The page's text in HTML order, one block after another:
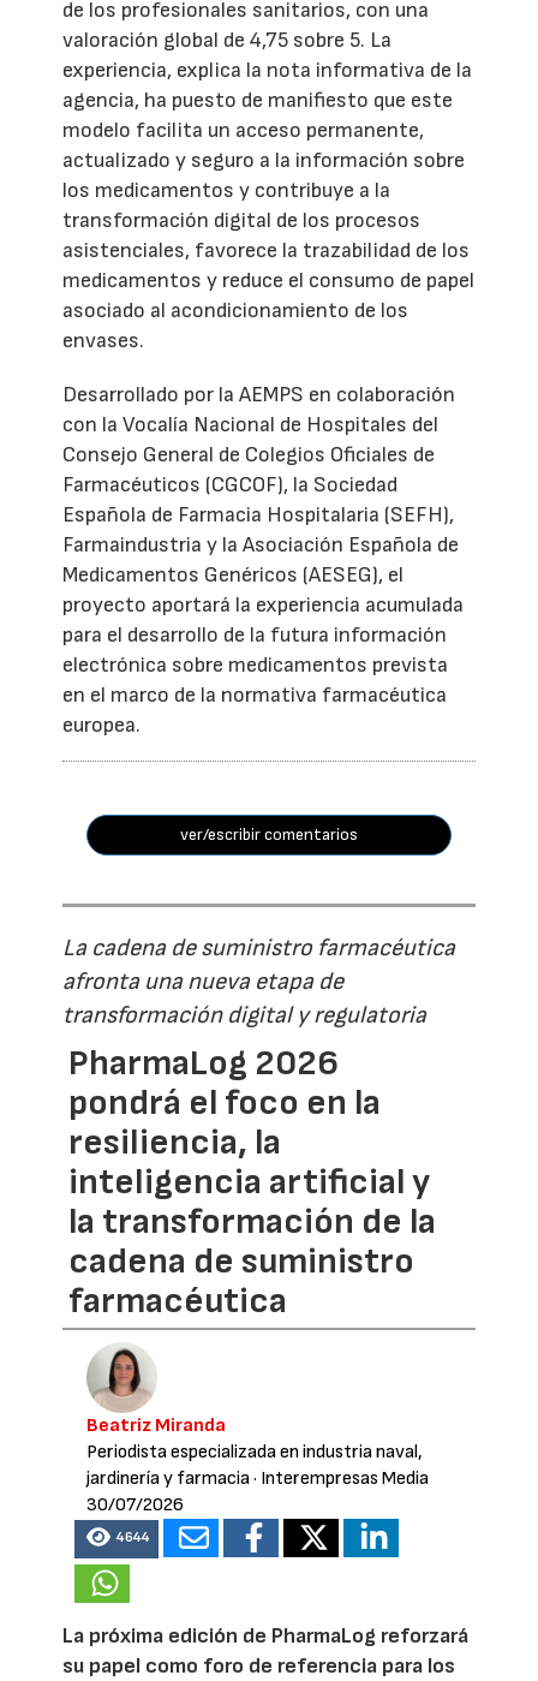
de los profesionales sanitarios, con una
valoración global de 4,75 sobre 5. La
experiencia, explica la nota informativa de la
agencia, ha puesto de manifiesto que este
modelo facilita un acceso permanente,
actualizado y seguro a la información sobre
los medicamentos y contribuye a la
transformación digital de los procesos
asistenciales, favorece la trazabilidad de los
medicamentos y reduce el consumo de papel
asociado al acondicionamiento de los
envases.
Desarrollado por la AEMPS en colaboración
con la Vocalía Nacional de Hospitales del
Consejo General de Colegios Oficiales de
Farmacéuticos (CGCOF), la Sociedad
Española de Farmacia Hospitalaria (SEFH),
Farmaindustria y la Asociación Española de
Medicamentos Genéricos (AESEG), el
proyecto aportará la experiencia acumulada
para el desarrollo de la futura información
electrónica sobre medicamentos prevista
en el marco de la normativa farmacéutica
europea.
ver/escribir comentarios
La cadena de suministro farmacéutica
afronta una nueva etapa de
transformación digital y regulatoria
PharmaLog 2026
pondrá el foco en la
resiliencia, la
inteligencia artificial y
la transformación de la
cadena de suministro
farmacéutica
Beatriz Miranda
Periodista especializada en industria naval,
jardinería y farmacia· Interempresas Media
30/07/2026
4644
La próxima edición de PharmaLog reforzará
su papel como foro de referencia para los